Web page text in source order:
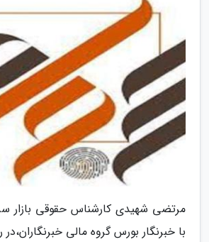
مرتضی شهیدی کارشناس حقوقی بازار
با خبرنگار بورس گروه مالی